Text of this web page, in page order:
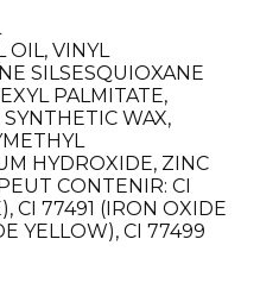
OIL, VINYL
SILSESQUIOXANE
PALMITATE,
WAX,
HYDROXIDE, ZINC
CONTENIR: CI
CI 77491 (IRON OXIDE
YELLOW), CI 77499